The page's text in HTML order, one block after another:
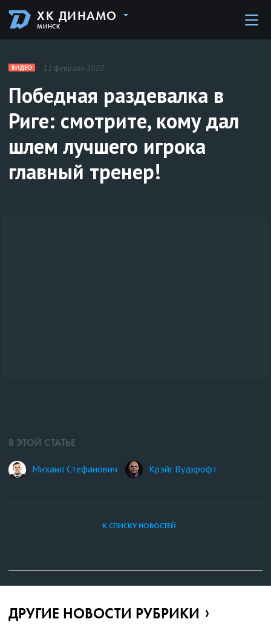
ХК ДИНАМО
МИНСК
ВИДЕО 12 февраля 2020
Победная раздевалка в
Риге: смотрите, кому дал
шлем лучшего игрока
главный тренер!
В ЭТОЙ СТАТЬЕ
Михаил Стефанович Крэйг Вудкрофт
К СПИСКУ НОВОСТЕЙ
ДРУГИЕ НОВОСТИ РУБРИКИ